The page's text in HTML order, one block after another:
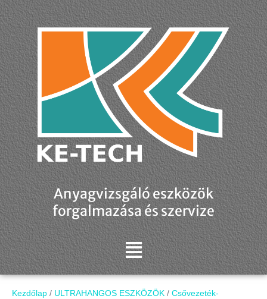
Anyagvizsgáló eszközök
forgalmazása és szervize
Kezdőlap / ULTRAHANGOS ESZKÖZÖK / Csővezeték-